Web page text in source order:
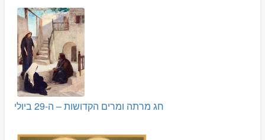
חג מרתה ומרים הקדושות – ה-29 ביולי